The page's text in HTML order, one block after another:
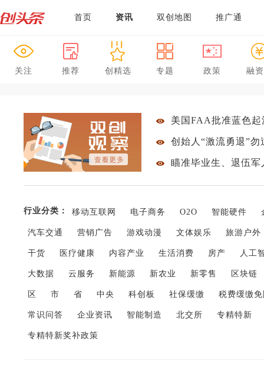
首页 资讯 双创地图 推广通
关注 推荐 创精选 专题 政策 融
美国FAA批准蓝色
创始人“激流勇退”
行业分类： 移动互联网 电子商务 O2O 智能硬件
汽车交通 营销广告 游戏动漫 文体娱乐 旅游户外
干货 医疗健康 内容产业 生活消费 房产 人工
大数据 云服务 新能源 新农业 新零售 区块链
区 市 省 中央 科创板 社保缓缴 税费缓缴
常识问答 企业资讯 智能制造 北交所 专精特新
专精特新奖补政策